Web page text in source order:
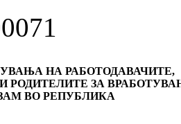
НА РАБОТОДАВАЧИТЕ,
РОДИТЕЛИТЕ ЗА
ВО РЕПУБЛИКА